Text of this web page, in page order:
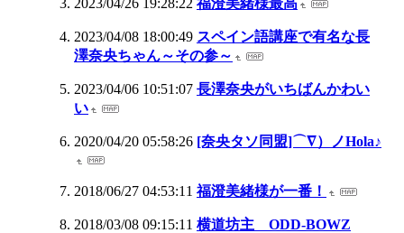
2023/04/08 18:00:49 スペイン語講座で有名な長
澤奈央ちゃん～その参～
2023/04/06 10:51:07 長澤奈央がいちばんかわい
い
2020/04/20 05:58:26 [奈央タソ同盟]⌒∇）ノHola♪
2018/06/27 04:53:11 福澄美緒様が一番！
2018/03/08 09:15:11 横道坊主 ODD-BOWZ